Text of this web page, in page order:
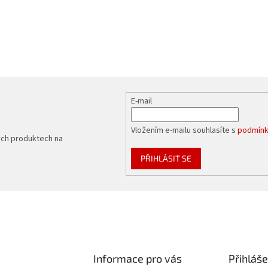
produktech na
E-mail
Vložením e-mailu souhlasíte s
PŘIHLÁSIT SE
Informace pro vás